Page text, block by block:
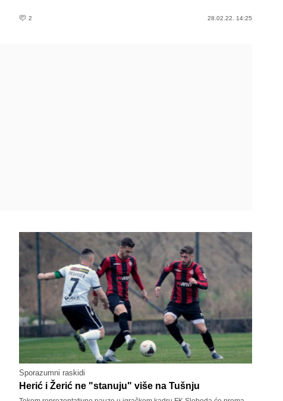
2 28.02.22. 14:25
Sporazumni raskidi
Herić i Žerić ne "stanuju" više na Tušnju